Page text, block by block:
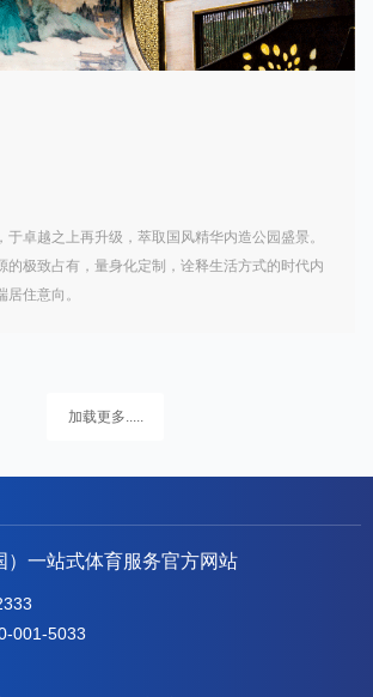
于卓越之上再升级，萃取国风精华内造公园盛景。
的极致占有，量身化定制，诠释生活方式的时代内
住意向。
加载更多.....
）一站式体育服务官方网站
001-5033